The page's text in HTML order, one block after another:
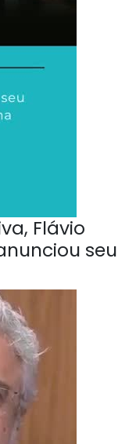
Flávio
seu